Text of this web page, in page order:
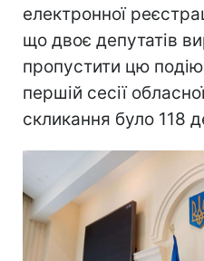
електронної
що двоє депутатів
пропустити цю
першій сесії
скликання було 118